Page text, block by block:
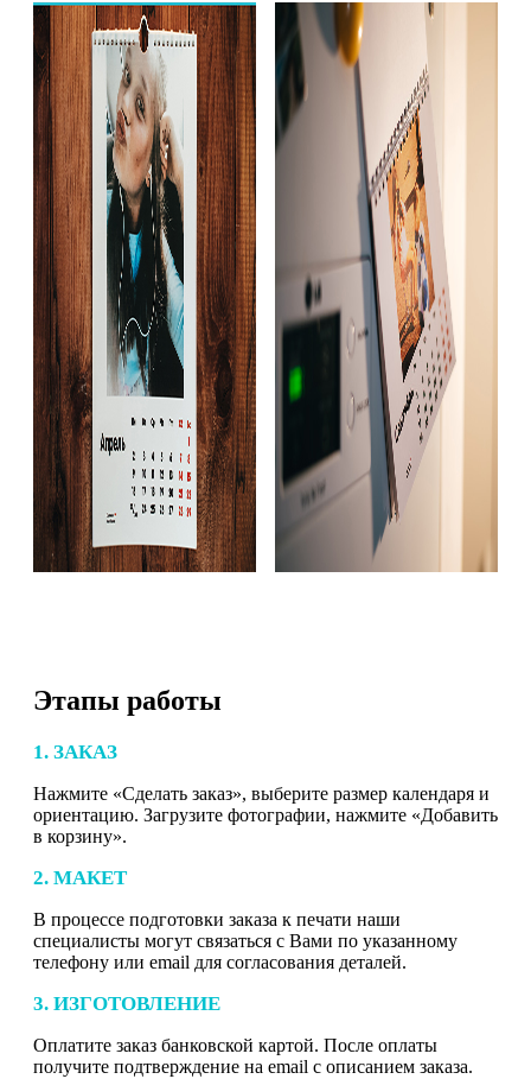
Этапы работы
1. ЗАКАЗ
Нажмите «Сделать заказ», выберите размер календаря и
ориентацию. Загрузите фотографии, нажмите «Добавить
в корзину».
2. МАКЕТ
В процессе подготовки заказа к печати наши
специалисты могут связаться с Вами по указанному
телефону или email для согласования деталей.
3. ИЗГОТОВЛЕНИЕ
Оплатите заказ банковской картой. После оплаты
получите подтверждение на email с описанием заказа.